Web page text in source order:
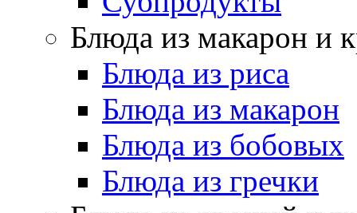
Блюда из макарон и
Блюда из риса
Блюда из макарон
Блюда из бобовых
Блюда из гречки